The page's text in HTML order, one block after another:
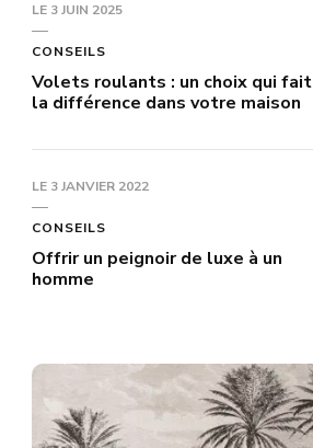
LE 3 JUIN 2025
CONSEILS
Volets roulants : un choix qui fait
la différence dans votre maison
LE 3 JANVIER 2022
CONSEILS
Offrir un peignoir de luxe à un
homme